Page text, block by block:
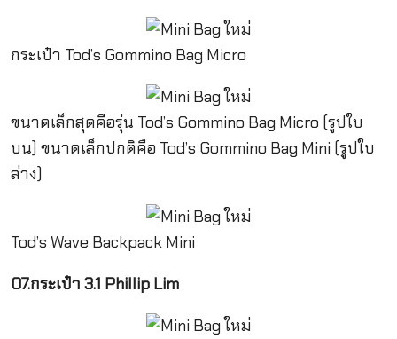
กระเป๋า Tod’s Gommino Bag Micro
ขนาดเล็กสุดคือรุ่น Tod’s Gommino Bag Micro (รูปใบ
บน) ขนาดเล็กปกติคือ Tod’s Gommino Bag Mini (รูปใบ
ล่าง)
Tod’s Wave Backpack Mini
07.กระเป๋า 3.1 Phillip Lim